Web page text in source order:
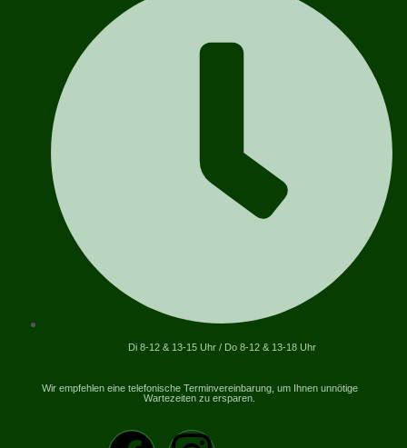
Di 8-12 & 13-15 Uhr / Do 8-12 & 13-18 Uhr
Wir empfehlen eine telefonische Terminvereinbarung, um Ihnen unnötige
Wartezeiten zu ersparen.